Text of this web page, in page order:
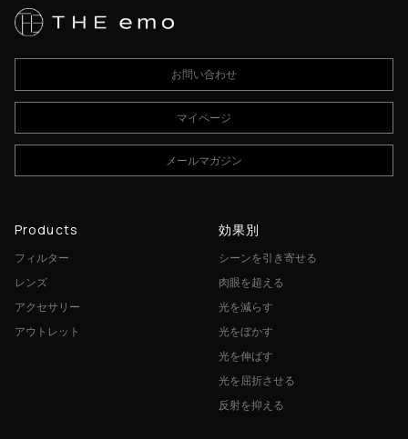
お問い合わせ
マイページ
メールマガジン
Products
フィルター
レンズ
アクセサリー
アウトレット
効果別
シーンを引き寄せる
肉眼を超える
光を減らす
光をぼかす
光を伸ばす
光を屈折させる
反射を抑える